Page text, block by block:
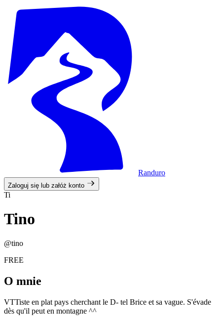
Randuro
Zaloguj się lub załóż konto
Ti
Tino
@tino
FREE
O mnie
VTTiste en plat pays cherchant le D- tel Brice et sa vague. S'évade
dès qu'il peut en montagne ^^